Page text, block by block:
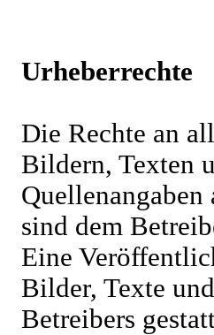
Urheberrechte
Die Rechte an
Bildern, Texten
sind dem
Eine
Bilder, Texte
Betreibers